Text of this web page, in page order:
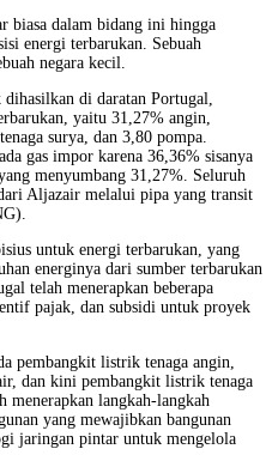
biasa dalam bidang ini hingga
energi terbarukan. Sebuah
negara kecil.
di daratan Portugal,
yaitu 31,27% angin,
surya, dan 3,80 pompa.
gas impor karena 36,36% sisanya
menyumbang 31,27%. Seluruh
Aljazair melalui pipa yang transit
untuk energi terbarukan, yang
energinya dari sumber terbarukan
telah menerapkan beberapa
pajak, dan subsidi untuk proyek
pembangkit listrik tenaga angin,
dan kini pembangkit listrik tenaga
menerapkan langkah-langkah
yang mewajibkan bangunan
jaringan pintar untuk mengelola